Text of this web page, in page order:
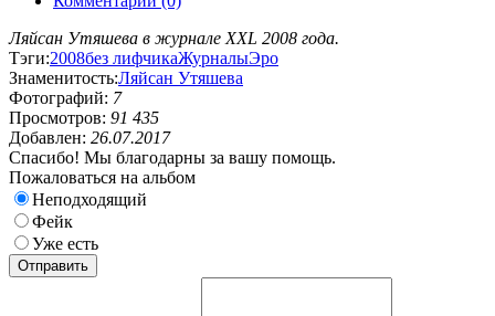
Ляйсан Утяшева в журнале XXL 2008 года.
Тэги:2008без лифчикаЖурналыЭро
Знаменитость:Ляйсан Утяшева
Фотографий: 7
Просмотров: 91 435
Добавлен: 26.07.2017
Спасибо! Мы благодарны за вашу помощь.
Пожаловаться на альбом
Неподходящий
Фейк
Уже есть